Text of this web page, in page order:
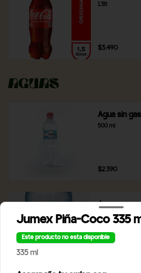
1.5lt
$3.490
Aguas
Agua sin gas
500 ml
$2.390
Agua con
500 ml
Jumex Piña-Coco 335
Este producto no esta disponible
335 ml